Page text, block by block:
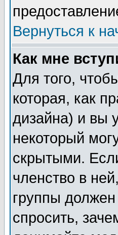
Вернуться к
Как мне
Для того,
которая, как
дизайна) и вы
некоторый
скрытыми.
членство в
группы
спросить,